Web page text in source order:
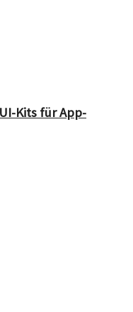
Kits für App-